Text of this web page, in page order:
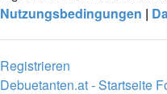
Nutzungsbedingungen |
Registrieren
Debuetanten.at - Startseite